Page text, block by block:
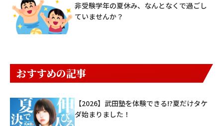
非受験学年の夏休み、なんとなくで過ごし
ていませんか？
おすすめの記事
【2026】武田塾を体験できる!?夏だけタケ
ダ始まりました！